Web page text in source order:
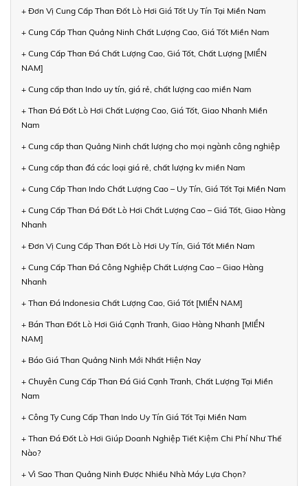
+ Đơn Vị Cung Cấp Than Đốt Lò Hơi Giá Tốt Uy Tín Tại Miền Nam
+ Cung Cấp Than Quảng Ninh Chất Lượng Cao, Giá Tốt Miền Nam
+ Cung Cấp Than Đá Chất Lượng Cao, Giá Tốt, Chất Lượng [MIỀN
NAM]
+ Cung cấp than Indo uy tín, giá rẻ, chất lượng cao miền Nam
+ Than Đá Đốt Lò Hơi Chất Lượng Cao, Giá Tốt, Giao Nhanh Miền
Nam
+ Cung cấp than Quảng Ninh chất lượng cho mọi ngành công nghiệp
+ Cung cấp than đá các loại giá rẻ, chất lượng kv miền Nam
+ Cung Cấp Than Indo Chất Lượng Cao – Uy Tín, Giá Tốt Tại Miền Nam
+ Cung Cấp Than Đá Đốt Lò Hơi Chất Lượng Cao – Giá Tốt, Giao Hàng
Nhanh
+ Đơn Vị Cung Cấp Than Đốt Lò Hơi Uy Tín, Giá Tốt Miền Nam
+ Cung Cấp Than Đá Công Nghiệp Chất Lượng Cao – Giao Hàng
Nhanh
+ Than Đá Indonesia Chất Lượng Cao, Giá Tốt [MIỀN NAM]
+ Bán Than Đốt Lò Hơi Giá Cạnh Tranh, Giao Hàng Nhanh [MIỀN
NAM]
+ Báo Giá Than Quảng Ninh Mới Nhất Hiện Nay
+ Chuyên Cung Cấp Than Đá Giá Cạnh Tranh, Chất Lượng Tại Miền
Nam
+ Công Ty Cung Cấp Than Indo Uy Tín Giá Tốt Tại Miền Nam
+ Than Đá Đốt Lò Hơi Giúp Doanh Nghiệp Tiết Kiệm Chi Phí Như Thế
Nào?
+ Vì Sao Than Quảng Ninh Được Nhiều Nhà Máy Lựa Chọn?